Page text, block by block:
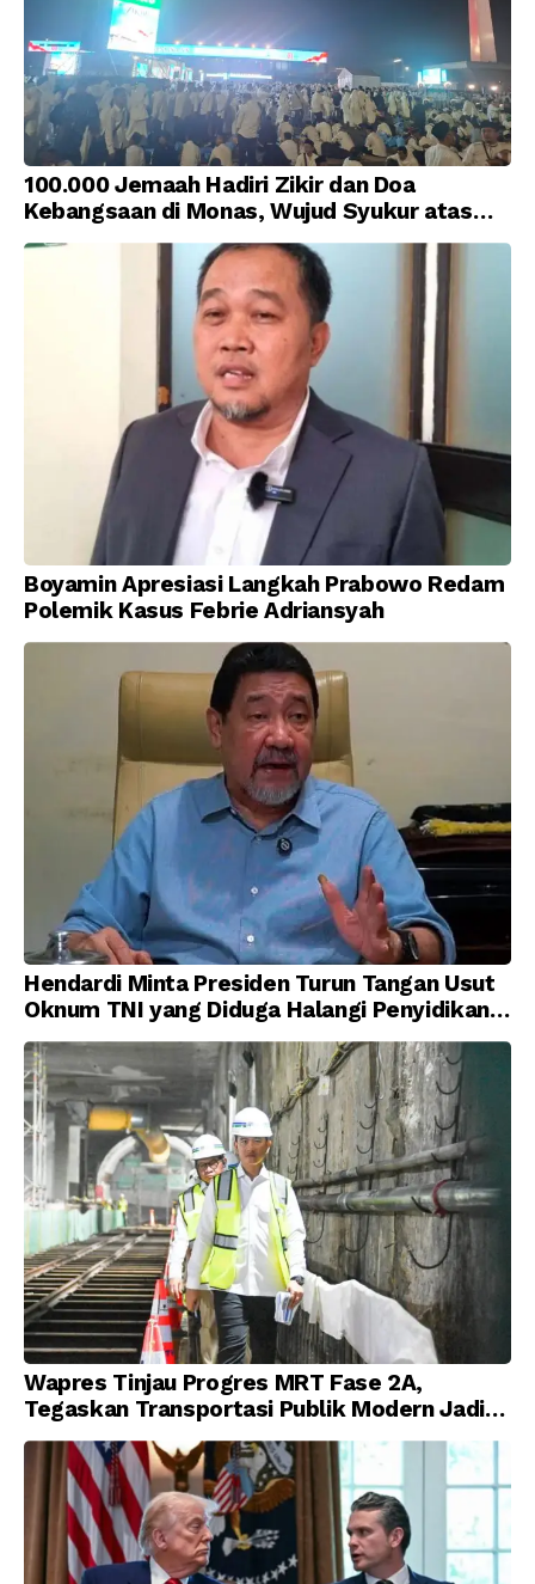
100.000 Jemaah Hadiri Zikir dan Doa
Kebangsaan di Monas, Wujud Syukur atas
Kemerdekaan Indonesia
Boyamin Apresiasi Langkah Prabowo Redam
Polemik Kasus Febrie Adriansyah
Hendardi Minta Presiden Turun Tangan Usut
Oknum TNI yang Diduga Halangi Penyidikan
Korupsi
Wapres Tinjau Progres MRT Fase 2A,
Tegaskan Transportasi Publik Modern Jadi
Prioritas Nasional